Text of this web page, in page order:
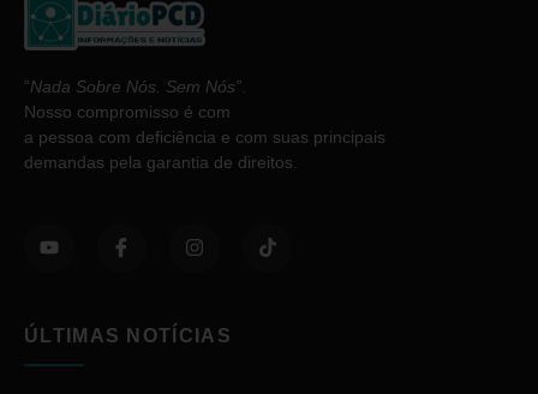
“Nada Sobre Nós. Sem Nós”
Nosso compromisso é com
a pessoa com deficiência e com suas principais
demandas pela garantia de direitos.
ÚLTIMAS NOTÍCIAS